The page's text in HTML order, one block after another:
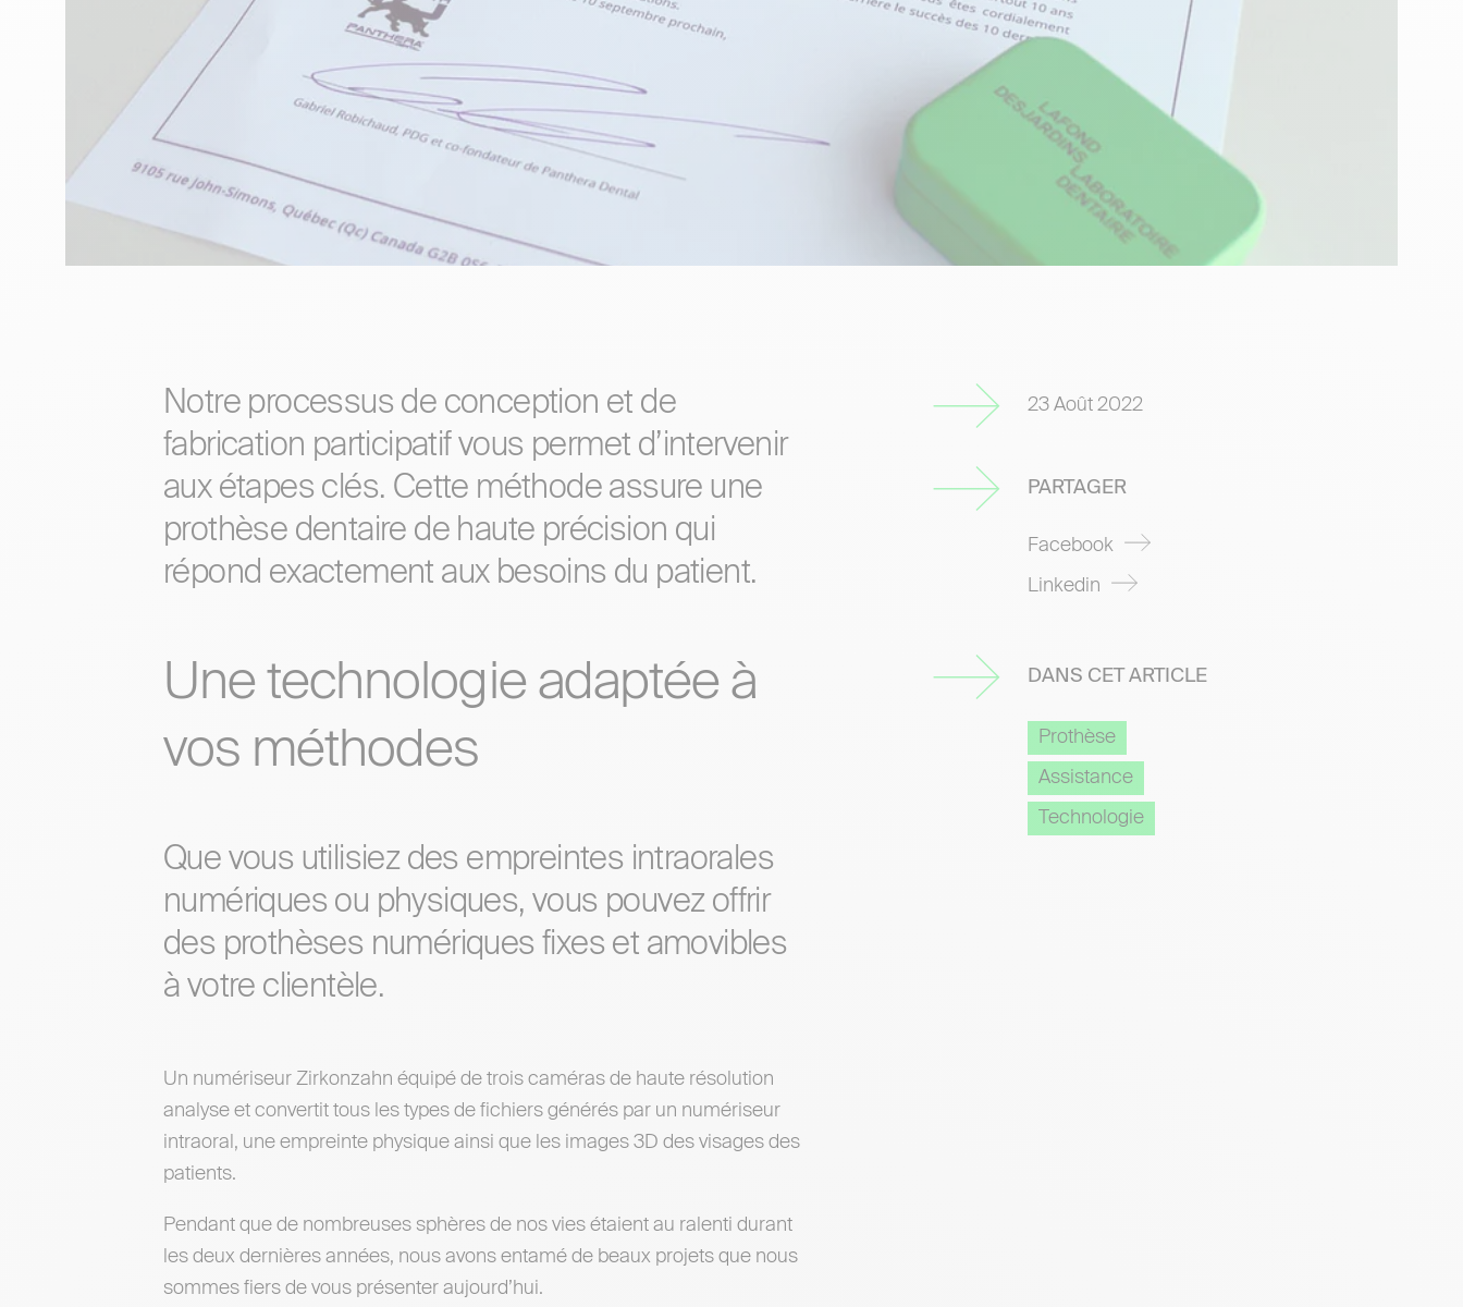
Notre processus de conception et de
fabrication participatif vous permet d’intervenir
aux étapes clés. Cette méthode assure une
prothèse dentaire de haute précision qui
répond exactement aux besoins du patient.
Une technologie adaptée à
vos méthodes
Que vous utilisiez des empreintes intraorales
numériques ou physiques, vous pouvez offrir
des prothèses numériques fixes et amovibles
à votre clientèle.
Un numériseur Zirkonzahn équipé de trois caméras de haute résolution
analyse et convertit tous les types de fichiers générés par un numériseur
intraoral, une empreinte physique ainsi que les images 3D des visages des
patients.
Pendant que de nombreuses sphères de nos vies étaient au ralenti durant
les deux dernières années, nous avons entamé de beaux projets que nous
sommes fiers de vous présenter aujourd’hui.
23 Août 2022
PARTAGER
Facebook
Linkedin
DANS CET ARTICLE
Prothèse
Assistance
Technologie